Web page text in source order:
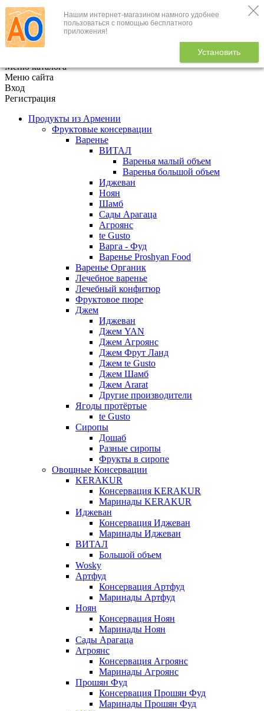
Нашим интернет-магазином намного удобнее
пользоваться с помощью бесплатного
приложения!
Установить
+7 (495) 646-888-1
В корзине
Меню каталога
Меню сайта
Вход
Регистрация
Продукты из Армении
Фруктовые консервации
Варенье
ВИТАЛ
Варенья малый объем
Варенья большой объем
Иджеван
Ноян
Шамб
Сады Арагаца
Агроянс
te Gusto
Варга - Фуд
Варенье Proshyan Food
Варенье Органик
Лечебное варенье
Лечебный конфитюр
Фруктовое пюре
Джем
Иджеван
Джем YAN
Джем Агроянс
Джем Фрут Ланд
Джем te Gusto
Джем Шамб
Джем Ararat
Другие производители
Ягоды протёртые
te Gusto
Сиропы
Дошаб
Разные сиропы
Фрукты в сиропе
Овощные Консервации
KERAKUR
Консервация KERAKUR
Маринады KERAKUR
Иджеван
Консервация Иджеван
Маринады Иджеван
ВИТАЛ
Большой объем
Wosky
Артфуд
Консервация Артфуд
Маринады Артфуд
Ноян
Консервация Ноян
Маринады Ноян
Сады Арагаца
Агроянс
Консервация Агроянс
Маринады Агроянс
Прошян Фуд
Консервация Прошян Фуд
Маринады Прошян Фуд